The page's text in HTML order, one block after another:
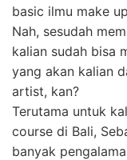
basic ilmu make
Nah, sesudah
kalian sudah bisa
yang akan kalian
artist, kan?
Terutama untuk
course di Bali,
banyak